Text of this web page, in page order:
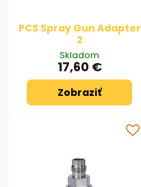
PCS Spray Gun Adapter
2
Skladom
17,60 €
Zobraziť